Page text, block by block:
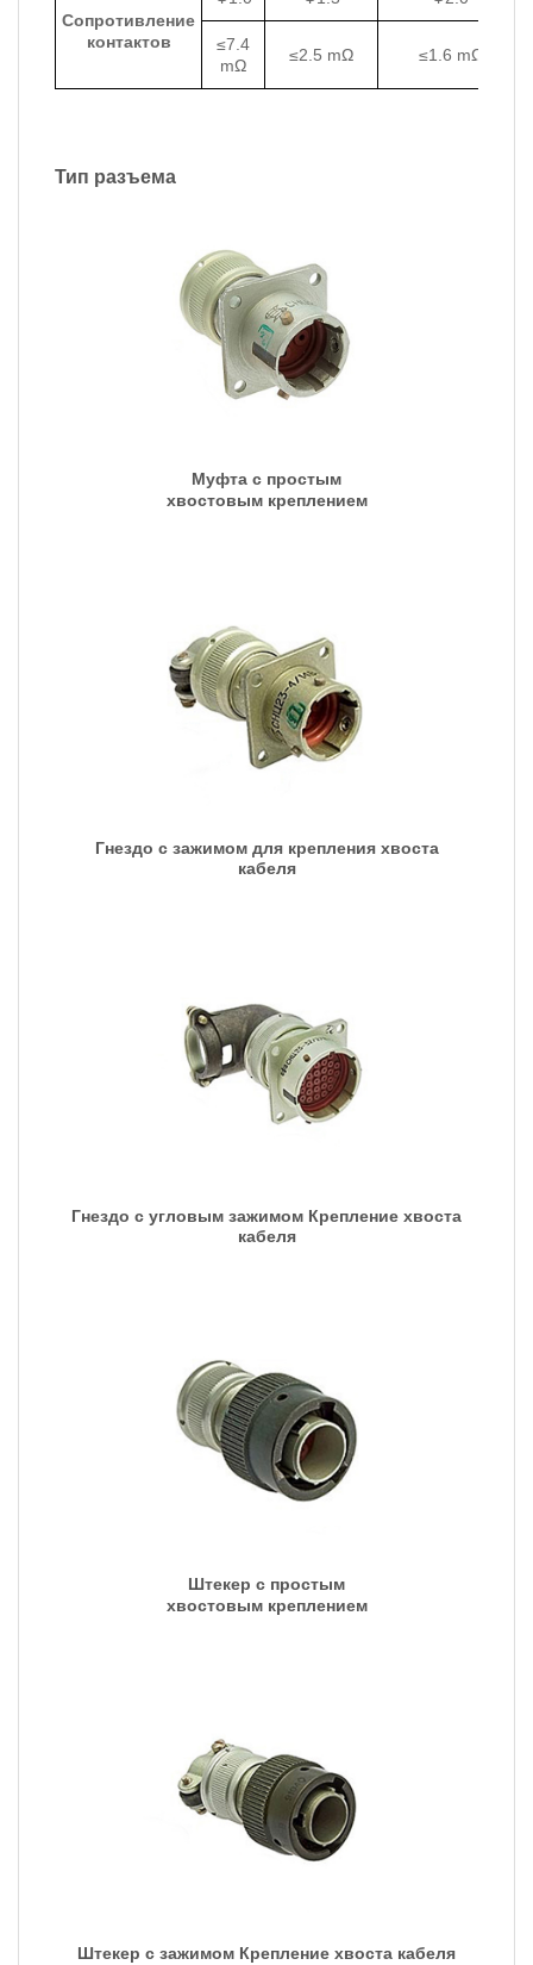
Сопротивление
контактов
≤7.4
mΩ
≤2.5 mΩ ≤1.6 mΩ
Тип разъема
Муфта с простым
хвостовым креплением
Гнездо с зажимом для крепления хвоста
кабеля
Гнездо с угловым зажимом Крепление хвоста
кабеля
Штекер с простым
хвостовым креплением
Штекер с зажимом Крепление хвоста кабеля